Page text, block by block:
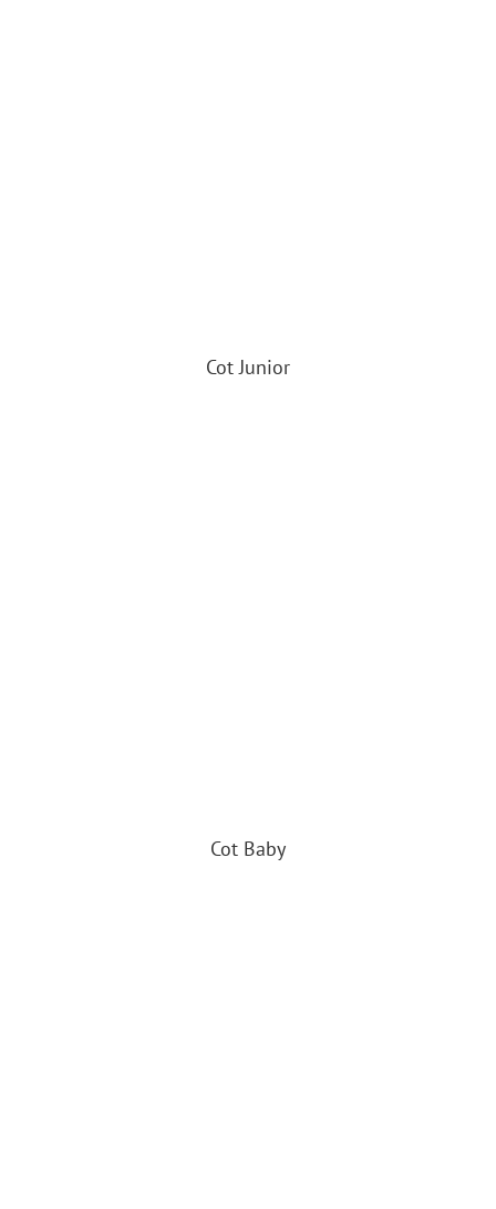
Cot Junior
Cot Baby